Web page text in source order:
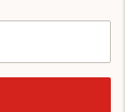
upp den